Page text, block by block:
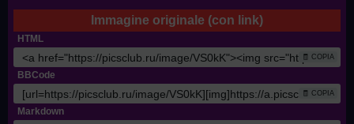
Immagine originale (con link)
HTML
🧾 COPIA
BBCode
🧾 COPIA
Markdown